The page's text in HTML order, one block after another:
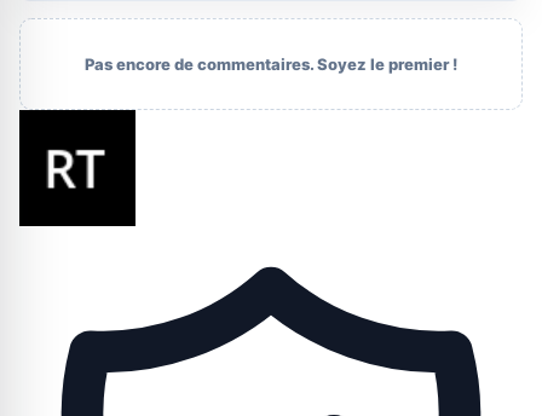
Pas encore de commentaires. Soyez le premier !